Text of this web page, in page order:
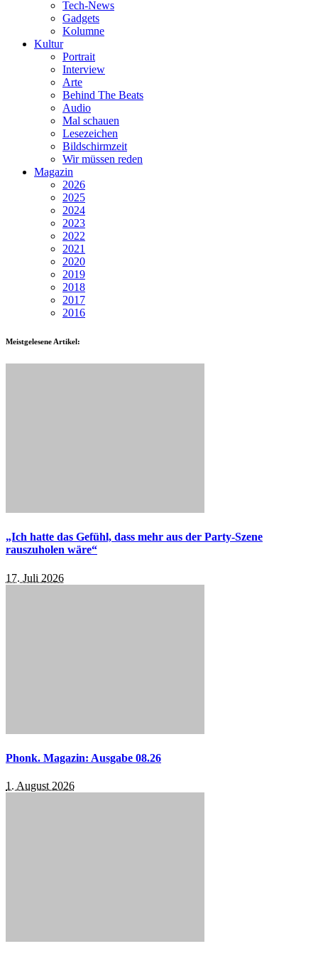
Tech-News
Gadgets
Kolumne
Kultur
Portrait
Interview
Arte
Behind The Beats
Audio
Mal schauen
Lesezeichen
Bildschirmzeit
Wir müssen reden
Magazin
2026
2025
2024
2023
2022
2021
2020
2019
2018
2017
2016
Meistgelesene Artikel:
„Ich hatte das Gefühl, dass mehr aus der Party-Szene
rauszuholen wäre“
17. Juli 2026
Phonk. Magazin: Ausgabe 08.26
1. August 2026